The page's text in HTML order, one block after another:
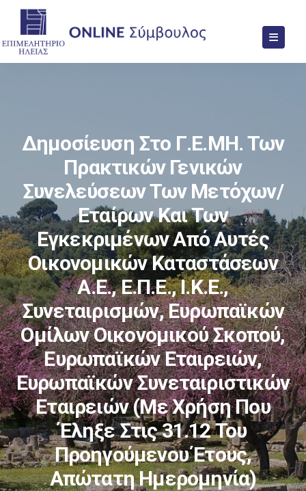
Δημοσίευση Στο Γ.Ε.ΜΗ. Των
Πρακτικών Γενικών
Συνελεύσεων Των Μετόχων/
Εταίρων Και Των
Εγκεκριμένων Από Αυτές
Οικονομικών Καταστάσεων
Α.Ε., Ε.Π.Ε., Ι.Κ.Ε.,
Συνεταιρισμών, Ευρωπαϊκών
Ομίλων Οικονομικού Σκοπού,
Ευρωπαϊκών Εταιρειών,
Ευρωπαϊκών Συνεταιριστικών
Εταιρειών (με Χρήση Που
Έληξε Στις 31.12 Του
Προηγούμενου Έτους,
Απώτατη Ημερομηνία)